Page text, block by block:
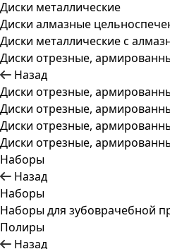
Диски металлические
Диски алмазные
Диски металлические с
Диски отрезные,
Назад
Диски отрезные,
Диски отрезные,
Диски отрезные,
Диски отрезные,
Наборы
Назад
Наборы
Наборы для зубоврачебной
Полиры
Назад